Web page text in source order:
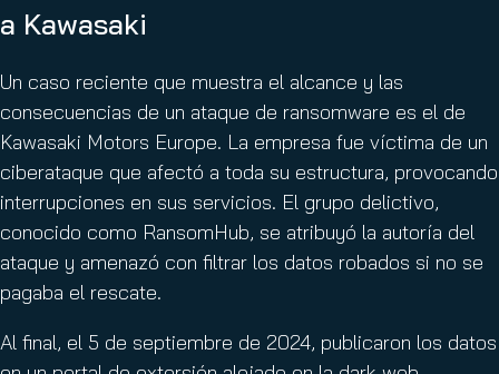
a Kawasaki
Un caso reciente que muestra el alcance y las
consecuencias de un ataque de ransomware es el de
Kawasaki Motors Europe. La empresa fue víctima de un
ciberataque que afectó a toda su estructura, provocando
interrupciones en sus servicios. El grupo delictivo,
conocido como RansomHub, se atribuyó la autoría del
ataque y amenazó con filtrar los datos robados si no se
pagaba el rescate.
Al final, el 5 de septiembre de 2024, publicaron los datos